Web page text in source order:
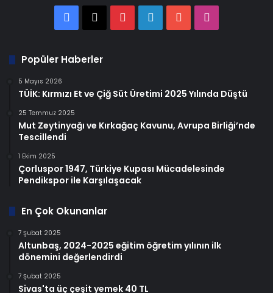
Facebook
X PinterestLinkedInYouTube
Popüler Haberler
5 Mayıs 2026
TÜİK: Kırmızı Et ve Çiğ Süt Üretimi 2025 Yılında Düştü
25 Temmuz 2025
Mut Zeytinyağı ve Kırkağaç Kavunu, Avrupa Birliği’nde
Tescillendi
1 Ekim 2025
Çorluspor 1947, Türkiye Kupası Mücadelesinde
Pendikspor ile Karşılaşacak
En Çok Okunanlar
7 Şubat 2025
Altunbaş, 2024-2025 eğitim öğretim yılının ilk
dönemini değerlendirdi
7 Şubat 2025
Sivas'ta üç çeşit yemek 40 TL